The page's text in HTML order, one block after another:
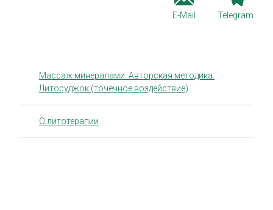
E-Mail Telegram
Массаж минералами. Авторская методика.
Литосуджок (точечное воздействие)
О литотерапии